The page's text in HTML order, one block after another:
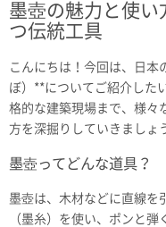
墨壺の魅力と使い
つ伝統工具
こんにちは！今回は、日本
ぼ）**についてご紹介した
格的な建築現場まで、様々
方を深掘りしていきましょ
墨壺ってどんな道具？
墨壺は、木材などに直線を
（墨糸）を使い、ポンと